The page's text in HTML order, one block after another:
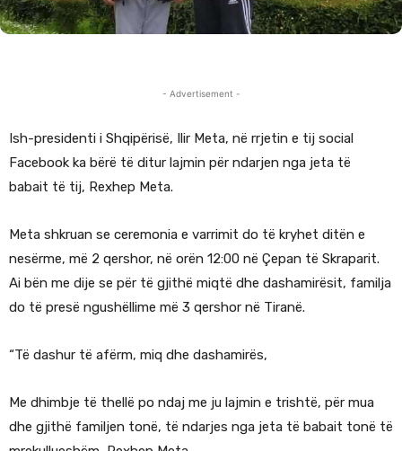
- Advertisement -
Ish-presidenti i Shqipërisë, Ilir Meta, në rrjetin e tij social
Facebook ka bërë të ditur lajmin për ndarjen nga jeta të
babait të tij, Rexhep Meta.
Meta shkruan se ceremonia e varrimit do të kryhet ditën e
nesërme, më 2 qershor, në orën 12:00 në Çepan të Skraparit.
Ai bën me dije se për të gjithë miqtë dhe dashamirësit, familja
do të presë ngushëllime më 3 qershor në Tiranë.
“Të dashur të afërm, miq dhe dashamirës,
Me dhimbje të thellë po ndaj me ju lajmin e trishtë, për mua
dhe gjithë familjen tonë, të ndarjes nga jeta të babait tonë të